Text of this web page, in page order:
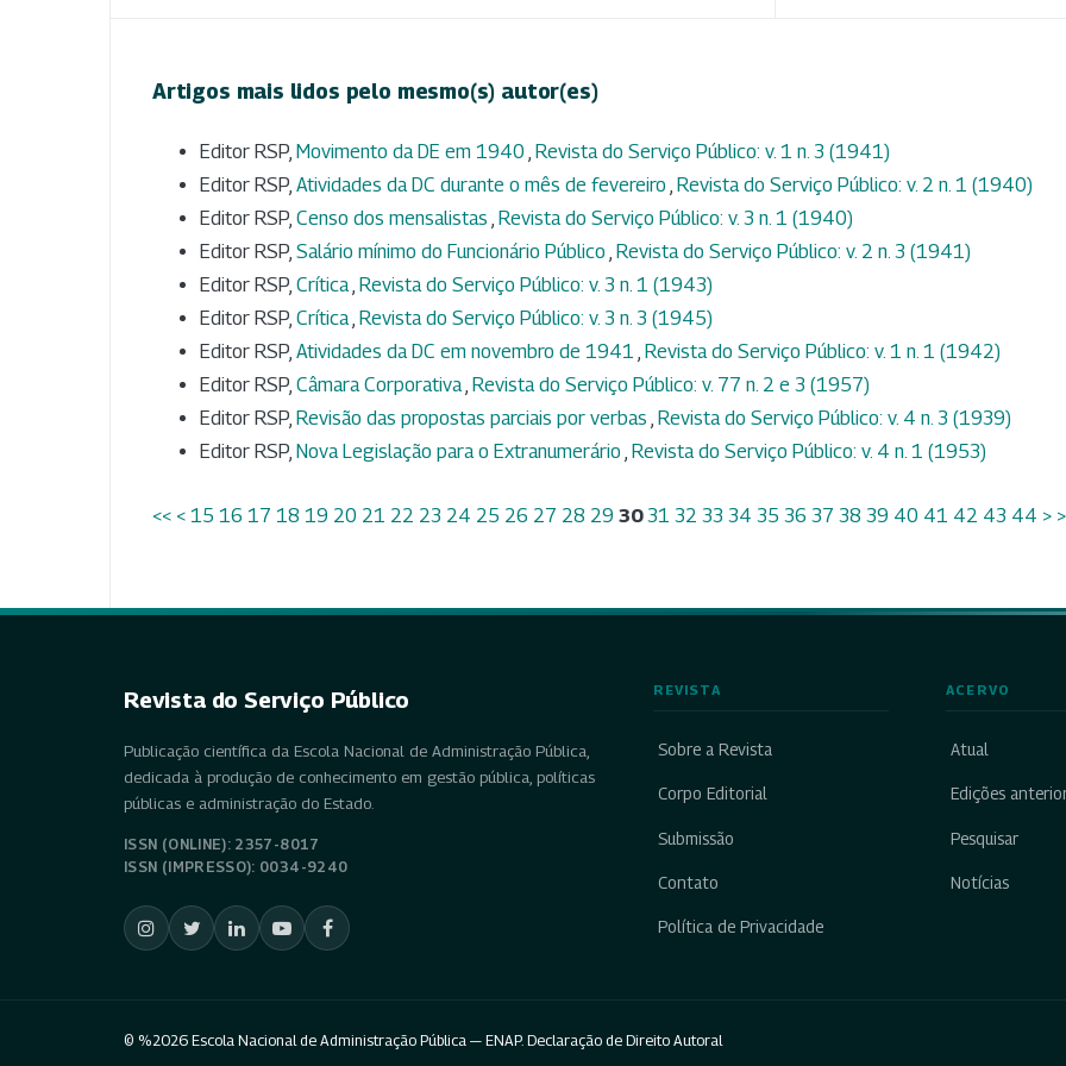
Artigos mais lidos pelo mesmo(s) autor(es)
Editor RSP, Movimento da DE em 1940 , Revista do Serviço Público: v. 1 n. 3 (1941)
Editor RSP, Atividades da DC durante o mês de fevereiro , Revista do Serviço Público: v. 2 n. 1 (1940)
Editor RSP, Censo dos mensalistas , Revista do Serviço Público: v. 3 n. 1 (1940)
Editor RSP, Salário mínimo do Funcionário Público , Revista do Serviço Público: v. 2 n. 3 (1941)
Editor RSP, Crítica, Revista do Serviço Público: v. 3 n. 1 (1943)
Editor RSP, Crítica, Revista do Serviço Público: v. 3 n. 3 (1945)
Editor RSP, Atividades da DC em novembro de 1941 , Revista do Serviço Público: v. 1 n. 1 (1942)
Editor RSP, Câmara Corporativa, Revista do Serviço Público: v. 77 n. 2 e 3 (1957)
Editor RSP, Revisão das propostas parciais por verbas , Revista do Serviço Público: v. 4 n. 3 (1939)
Editor RSP, Nova Legislação para o Extranumerário , Revista do Serviço Público: v. 4 n. 1 (1953)
<< < 15 16 17 18 19 20 21 22 23 24 25 26 27 28 29 30 31 32 33 34 35 36 37 38 39 40 41 42 43 44 >
Revista do Serviço Público
Publicação científica da Escola Nacional de Administração Pública,
dedicada à produção de conhecimento em gestão pública, políticas
públicas e administração do Estado.
ISSN (ONLINE): 2357-8017
ISSN (IMPRESSO): 0034-9240
REVISTA
Sobre a Revista
Corpo Editorial
Submissão
Contato
Política de Privacidade
ACERVO
Atual
Edições
Pesquisar
Notícias
© %2026 Escola Nacional de Administração Pública — ENAP. Declaração de Direito Autoral